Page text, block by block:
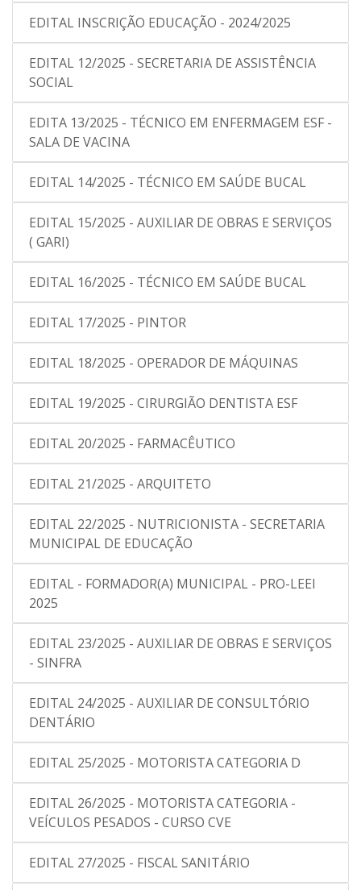
EDITAL INSCRIÇÃO EDUCAÇÃO - 2024/2025
EDITAL 12/2025 - SECRETARIA DE ASSISTÊNCIA
SOCIAL
EDITA 13/2025 - TÉCNICO EM ENFERMAGEM ESF -
SALA DE VACINA
EDITAL 14/2025 - TÉCNICO EM SAÚDE BUCAL
EDITAL 15/2025 - AUXILIAR DE OBRAS E SERVIÇOS
( GARI)
EDITAL 16/2025 - TÉCNICO EM SAÚDE BUCAL
EDITAL 17/2025 - PINTOR
EDITAL 18/2025 - OPERADOR DE MÁQUINAS
EDITAL 19/2025 - CIRURGIÃO DENTISTA ESF
EDITAL 20/2025 - FARMACÊUTICO
EDITAL 21/2025 - ARQUITETO
EDITAL 22/2025 - NUTRICIONISTA - SECRETARIA
MUNICIPAL DE EDUCAÇÃO
EDITAL - FORMADOR(A) MUNICIPAL - PRO-LEEI
2025
EDITAL 23/2025 - AUXILIAR DE OBRAS E SERVIÇOS
- SINFRA
EDITAL 24/2025 - AUXILIAR DE CONSULTÓRIO
DENTÁRIO
EDITAL 25/2025 - MOTORISTA CATEGORIA D
EDITAL 26/2025 - MOTORISTA CATEGORIA -
VEÍCULOS PESADOS - CURSO CVE
EDITAL 27/2025 - FISCAL SANITÁRIO